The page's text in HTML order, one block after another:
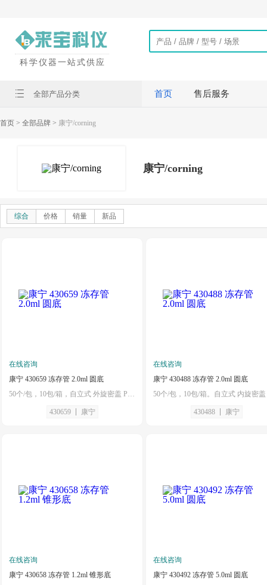
科学仪器一站式供应
全部产品分类 首页 售后服务
首页 > 全部品牌 > 康宁/corning
康宁/corning
综合 价格 销量 新品
在线咨询
康宁 430659 冻存管 2.0ml 圆底
50个/包，10包/箱，自立式 外旋密盖 PP（聚丙烯）材质 灭菌 散装 硅胶垫圈
430659 康宁
在线咨询
康宁 430488 冻存管 2.0ml 圆底
430488 康宁
在线咨询
康宁 430658 冻存管 1.2ml 锥形底
在线咨询
康宁 430492 冻存管 5.0ml 圆底